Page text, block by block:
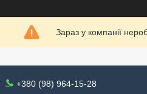
Зараз у компанії
+380 (98) 964-15-28